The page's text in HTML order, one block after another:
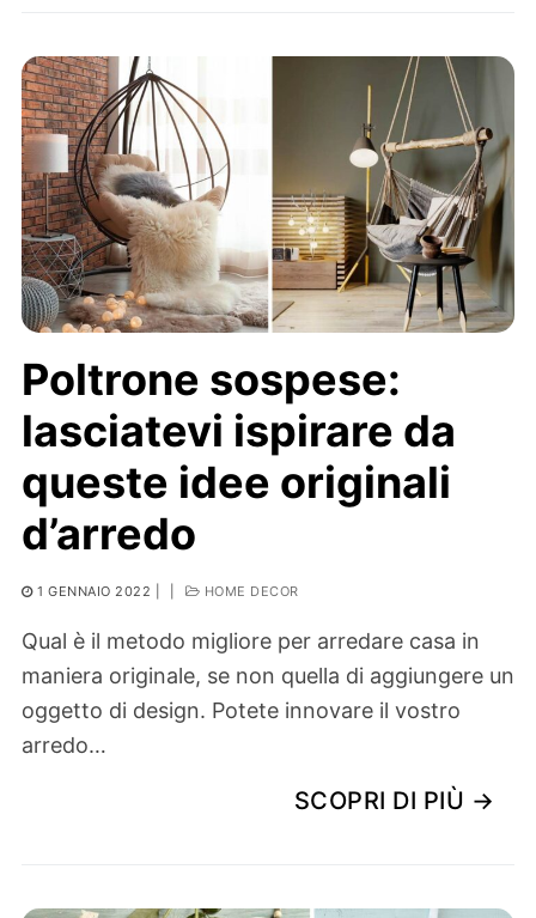
Poltrone sospese:
lasciatevi ispirare da
queste idee originali
d’arredo
1 GENNAIO 2022 HOME DECOR
Qual è il metodo migliore per arredare casa in
maniera originale, se non quella di aggiungere un
oggetto di design. Potete innovare il vostro
arredo…
SCOPRI DI PIÙ →